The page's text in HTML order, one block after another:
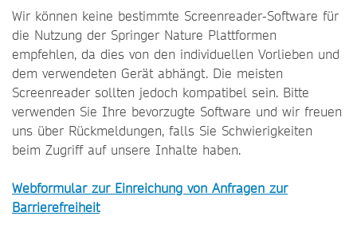
Wir können keine bestimmte Screenreader-Software für
die Nutzung der Springer Nature Plattformen
empfehlen, da dies von den individuellen Vorlieben und
dem verwendeten Gerät abhängt. Die meisten
Screenreader sollten jedoch kompatibel sein. Bitte
verwenden Sie Ihre bevorzugte Software und wir freuen
uns über Rückmeldungen, falls Sie Schwierigkeiten
beim Zugriff auf unsere Inhalte haben.
Webformular zur Einreichung von Anfragen zur
Barrierefreiheit